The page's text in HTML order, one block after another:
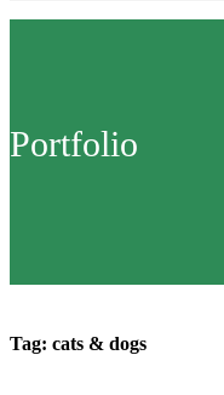
Portfolio
Tag: cats & dogs